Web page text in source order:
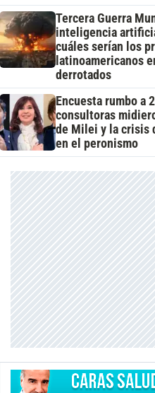
Tercera Guerra
inteligencia
cuáles serían los
latinoamericanos
derrotados
Encuesta rumbo a
consultoras
de Milei y la crisis
en el peronismo